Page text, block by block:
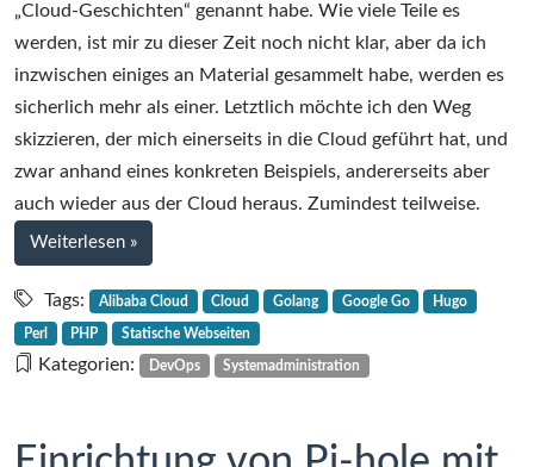
Geschichten
–
Teil
1
–
Statische
Web-
Seiten
„Cloud-Geschichten“ genannt habe. Wie viele Teile es
werden, ist mir zu dieser Zeit noch nicht klar, aber da ich
inzwischen einiges an Material gesammelt habe, werden es
sicherlich mehr als einer. Letztlich möchte ich den Weg
skizzieren, der mich einerseits in die Cloud geführt hat, und
zwar anhand eines konkreten Beispiels, andererseits aber
auch wieder aus der Cloud heraus. Zumindest teilweise.
Weiterlesen bei
Cloud-
Geschichten
–
Teil
Statische
»
Tags: Alibaba Cloud Cloud Golang Google Go Hugo
Perl PHP Statische Webseiten
Kategorien: DevOps Systemadministration